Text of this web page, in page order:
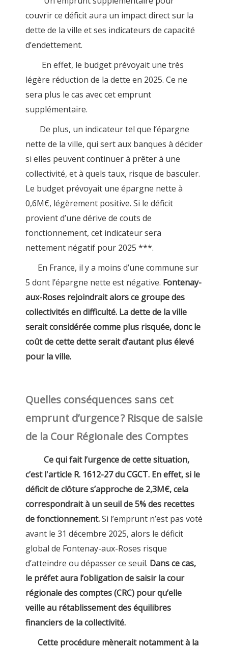
couvrir ce déficit aura un impact direct sur la
dette de la ville et ses indicateurs de capacité
d’endettement.
En effet, le budget prévoyait une très
légère réduction de la dette en 2025. Ce ne
sera plus le cas avec cet emprunt
supplémentaire.
De plus, un indicateur tel que l’épargne
nette de la ville, qui sert aux banques à décider
si elles peuvent continuer à prêter à une
collectivité, et à quels taux, risque de basculer.
Le budget prévoyait une épargne nette à
0,6M€, légèrement positive. Si le déficit
provient d’une dérive de couts de
fonctionnement, cet indicateur sera
nettement négatif pour 2025 ***.
En France, il y a moins d’une commune sur
5 dont l’épargne nette est négative. Fontenay-
aux-Roses rejoindrait alors ce groupe des
collectivités en difficulté. La dette de la ville
serait considérée comme plus risquée, donc le
coût de cette dette serait d’autant plus élevé
pour la ville.
Quelles conséquences sans cet
emprunt d’urgence ? Risque de saisie
de la Cour Régionale des Comptes
Ce qui fait l’urgence de cette situation,
c’est l'article R. 1612-27 du CGCT. En effet, si le
déficit de clôture s’approche de 2,3M€, cela
correspondrait à un seuil de 5% des recettes
de fonctionnement.Si l’emprunt n’est pas voté
avant le 31 décembre 2025, alors le déficit
global de Fontenay-aux-Roses risque
d’atteindre ou dépasser ce seuil. Dans ce cas,
le préfet aura l’obligation de saisir la cour
régionale des comptes (CRC) pour qu’elle
veille au rétablissement des équilibres
financiers de la collectivité.
Cette procédure mènerait notamment à la